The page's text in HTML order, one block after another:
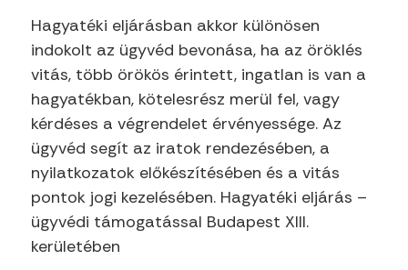
Hagyatéki eljárásban akkor különösen
indokolt az ügyvéd bevonása, ha az öröklés
vitás, több örökös érintett, ingatlan is van a
hagyatékban, kötelesrész merül fel, vagy
kérdéses a végrendelet érvényessége. Az
ügyvéd segít az iratok rendezésében, a
nyilatkozatok előkészítésében és a vitás
pontok jogi kezelésében. Hagyatéki eljárás –
ügyvédi támogatással Budapest XIII.
kerületében